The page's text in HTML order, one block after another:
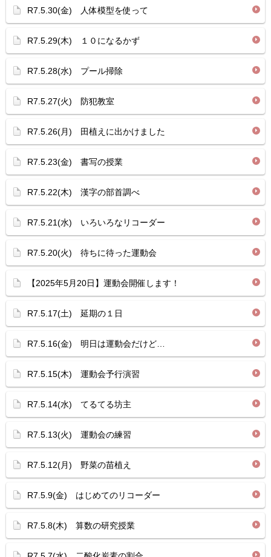
R7.5.30(金) 人体模型を使って
R7.5.29(木) １０になるかず
R7.5.28(水) プール掃除
R7.5.27(火) 防犯教室
R7.5.26(月) 田植えに出かけました
R7.5.23(金) 書写の授業
R7.5.22(木) 漢字の部首調べ
R7.5.21(水) いろいろなリコーダー
R7.5.20(火) 待ちに待った運動会
【2025年5月20日】運動会開催します！
R7.5.17(土) 延期の１日
R7.5.16(金) 明日は運動会だけど…
R7.5.15(木) 運動会予行演習
R7.5.14(水) てるてる坊主
R7.5.13(火) 運動会の練習
R7.5.12(月) 野菜の苗植え
R7.5.9(金) はじめてのリコーダー
R7.5.8(木) 算数の研究授業